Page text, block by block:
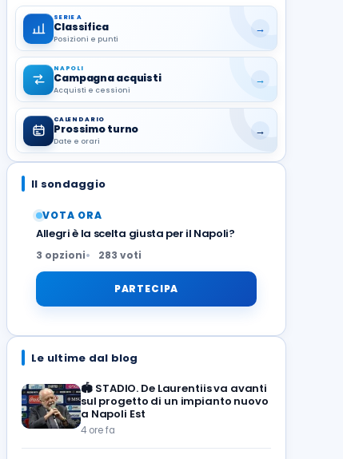
SERIE A
Classifica
Posizioni e punti
→
NAPOLI
Campagna acquisti
Acquisti e cessioni
→
CALENDARIO
Prossimo turno
Date e orari
→
Il sondaggio
VOTA ORA
Allegri è la scelta giusta per il Napoli?
3 opzioni 283 voti
PARTECIPA
Le ultime dal blog
🏟️ STADIO. De Laurentiis va avanti
sul progetto di un impianto nuovo
a Napoli Est
4 ore fa